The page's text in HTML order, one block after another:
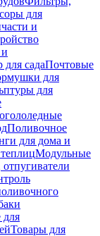
для
и
для садаПочтовые
для
для
Поливочное
для дома и
Модульные
для
Товары для